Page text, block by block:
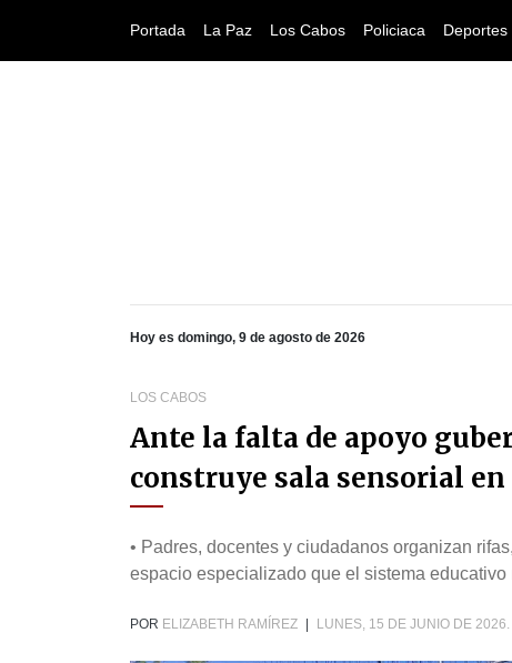
Portada La Paz Los Cabos Policiaca Deportes
Hoy es domingo, 9 de agosto de 2026
LOS CABOS
Ante la falta de apoyo
construye sala sensorial en
• Padres, docentes y ciudadanos organizan
espacio especializado que el sistema educativo
POR ELIZABETH RAMÍREZ LUNES, 15 DE JUNIO DE 2026.